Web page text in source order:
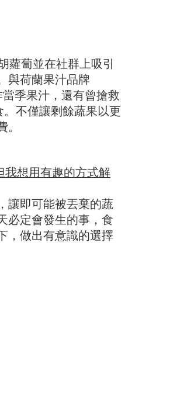
蘿蔔並在社群上吸引
與荷蘭果汁品牌
季果汁，還有曾搶救
不僅讓剩餘蔬果以更
想用有趣的方式解
讓即可能被丟棄的蔬
必定會發生的事，食
，做出有意識的選擇